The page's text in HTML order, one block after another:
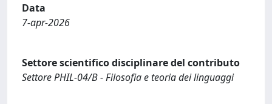
Data
7-apr-2026
Settore scientifico disciplinare del contributo
Settore PHIL-04/B - Filosofia e teoria dei linguaggi